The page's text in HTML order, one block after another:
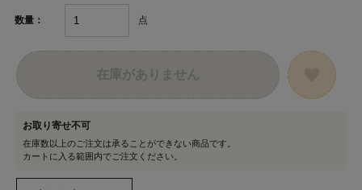
数量： 点
在庫がありません
お取り寄せ不可
在庫数以上のご注文は承ることができない商品です。
カートに入る範囲内でご注文ください。